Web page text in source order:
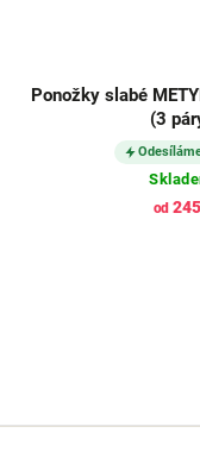
Ponožky slabé
(3
od